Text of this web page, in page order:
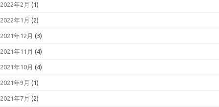
2022年2月 (1)
2022年1月 (2)
2021年12月 (3)
2021年11月 (4)
2021年10月 (4)
2021年9月 (1)
2021年7月 (2)